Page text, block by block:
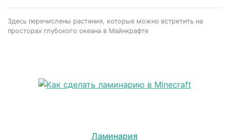
Здесь перечислены растения, которые можно встретить на
просторах глубокого океана в Майнкрафте
Ламинария